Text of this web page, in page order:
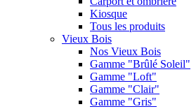
Kiosque
Tous les produits
Vieux Bois
Nos Vieux Bois
Gamme "Brûlé Soleil"
Gamme "Loft"
Gamme "Clair"
Gamme "Gris"